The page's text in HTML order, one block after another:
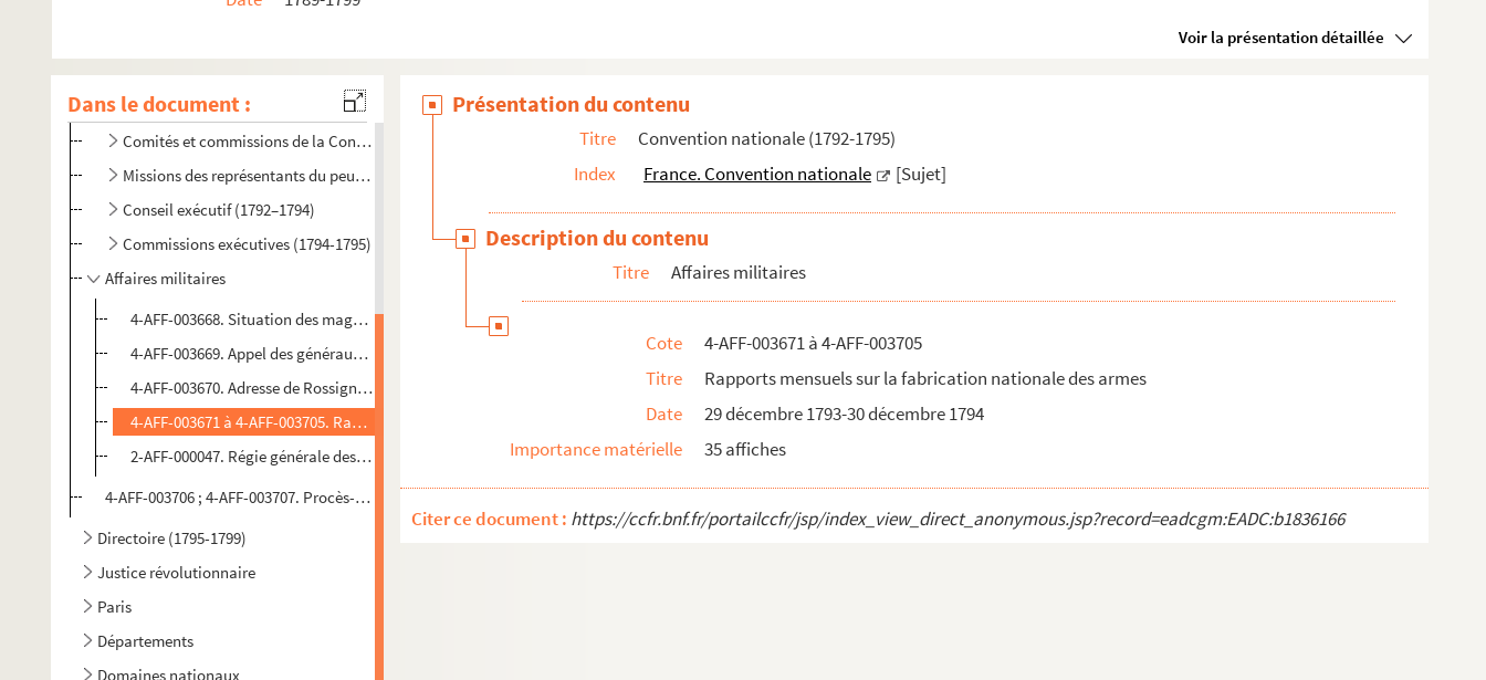
Voir la présentation détaillée
Dans le document :
Déclarations de la Convention nationale
Opinions des députés sur le jugement de Louis XVI
Comités et commissions de la Convention
Missions des représentants du peuple et des commissaires nationaux
Conseil exécutif (1792–1794)
Commissions exécutives (1794-1795)
Affaires militaires
4-AFF-003668. Situation des magasins de poudre de Paris et d'Essonne
4-AFF-003669. Appel des généraux, du ministère de la guerre et des représentants en mission pour une prise d'armes...
4-AFF-003670. Adresse de Rossignol, général en chef de l'armée des côtes de la Rochelle, concernant la protection ...
4-AFF-003671 à 4-AFF-003705. Rapports mensuels sur la fabrication nationale des armes
2-AFF-000047. Régie générale des poudres et salpêtres. Adresse concernant l'extraction de salpêtre à Paris
4-AFF-003706 ; 4-AFF-003707. Procès-verbal concernant la destruction de Lyon
Directoire (1795-1799)
Justice révolutionnaire
Paris
Départements
Domaines nationaux
Présentation du contenu
Titre
Convention nationale (1792-1795)
Index
France. Convention nationale [Sujet]
Description du contenu
Titre Affaires militaires
Cote
4-AFF-003671 à 4-AFF-003705
Titre
Rapports mensuels sur la fabrication nationale des armes
Date
29 décembre 1793-30 décembre 1794
Importance matérielle
35 affiches
Citer ce document : https://ccfr.bnf.fr/portailccfr/jsp/index_view_direct_anonymous.jsp?record=eadcgm:EADC:b1836166